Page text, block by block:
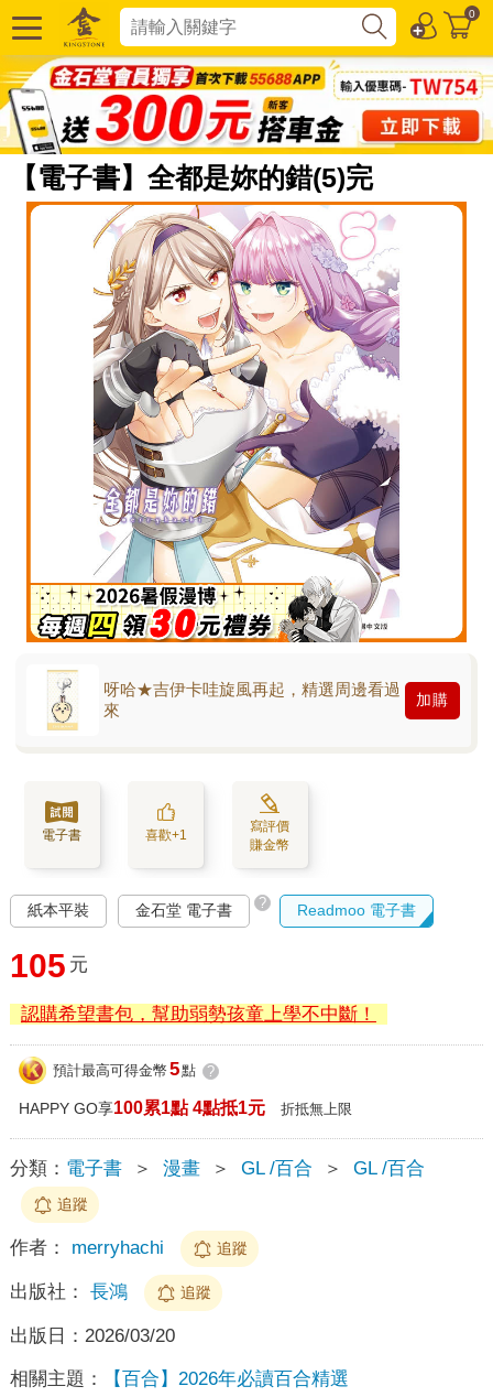
0
【電子書】全都是妳的錯(5)完
呀哈★吉伊卡哇旋風再起，精選周邊看過
來
加購
電子書 喜歡+1
寫評價
賺金幣
紙本平裝 金石堂 電子書 ? Readmoo 電子書
105 元
認購希望書包，幫助弱勢孩童上學不中斷！
預計最高可得金幣 5點 ?
HAPPY GO享100累1點 4點抵1元 折抵無上限
分類： 電子書 ＞ 漫畫 ＞ GL /百合 ＞ GL /百合
追蹤
作者： merryhachi 追蹤
出版社： 長鴻 追蹤
出版日： 2026/03/20
相關主題： 【百合】2026年必讀百合精選